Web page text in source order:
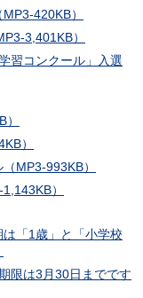
420KB）
3,401KB）
習コンクール」入選
）
MP3-993KB）
）
「1歳」と「小学校
限は3月30日までです